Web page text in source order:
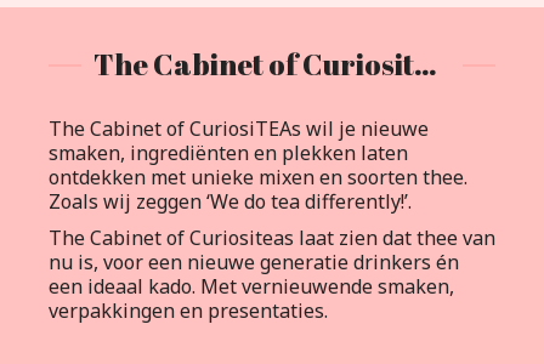
The Cabinet of Curiositeas
The Cabinet of CuriosiTEAs wil je nieuwe
smaken, ingrediënten en plekken laten
ontdekken met unieke mixen en soorten thee.
Zoals wij zeggen ‘We do tea differently!’.
The Cabinet of Curiositeas laat zien dat thee van
nu is, voor een nieuwe generatie drinkers én
een ideaal kado. Met vernieuwende smaken,
verpakkingen en presentaties.